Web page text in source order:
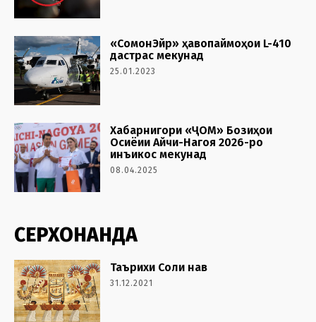
«СомонЭйр» ҳавопаймоҳои L-410
дастрас мекунад
25.01.2023
Хабарнигори «ҶОМ» Бозиҳои
Осиёии Айчи-Нагоя 2026-ро
инъикос мекунад
08.04.2025
СЕРХОНАНДА
Таърихи Соли нав
31.12.2021